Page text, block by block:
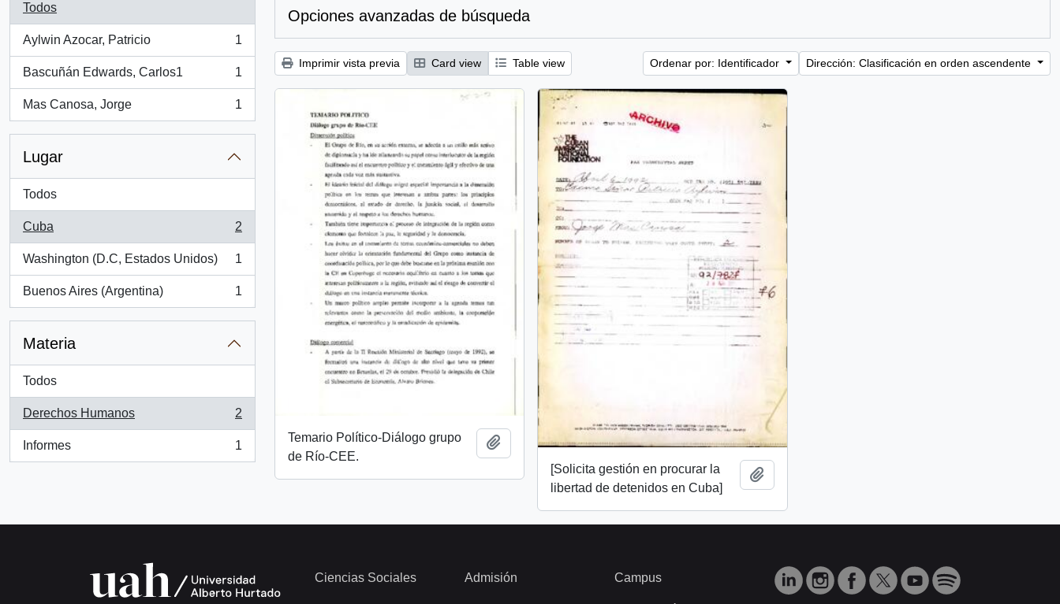
Todos
Aylwin Azocar, Patricio
, 1 resultados
1
Bascuñán Edwards, Carlos1
, 1 resultados
1
Mas Canosa, Jorge
, 1 resultados
1
Lugar
Todos
Cuba
, 2 resultados
2
Washington (D.C, Estados Unidos)
, 1 resultados
1
Buenos Aires (Argentina)
, 1 resultados
1
Materia
Todos
Derechos Humanos
, 2 resultados
2
Informes
, 1 resultados
1
Opciones avanzadas de búsqueda
Imprimir vista previa Card view Table view Ordenar por: Identificador Dirección: Clasificación en orden ascendente
Temario Político-Diálogo grupo
de Río-CEE.
Añadir al portapapeles
[Solicita gestión en procurar la
libertad de detenidos en Cuba]
Añadir al portapapeles
Ciencias Sociales Admisión Campus